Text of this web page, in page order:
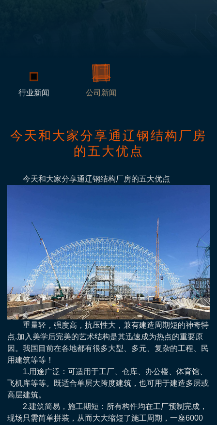
行业新闻 公司新闻
今天和大家分享通辽钢结构厂房
的五大优点
今天和大家分享通辽钢结构厂房的五大优点
重量轻，强度高，抗压性大，兼有建造周期短的神奇特
点.加入美学后完美的艺术结构是其迅速成为热点的重要原
因。我国目前在各地都有很多大型、多元、复杂的工程、民
用建筑等等！
1.用途广泛：可适用于工厂、仓库、办公楼、体育馆、
飞机库等等。既适合单层大跨度建筑，也可用于建造多层或
高层建筑。
2.建筑简易，施工期短：所有构件均在工厂预制完成，
现场只需简单拼装，从而大大缩短了施工周期，一座6000